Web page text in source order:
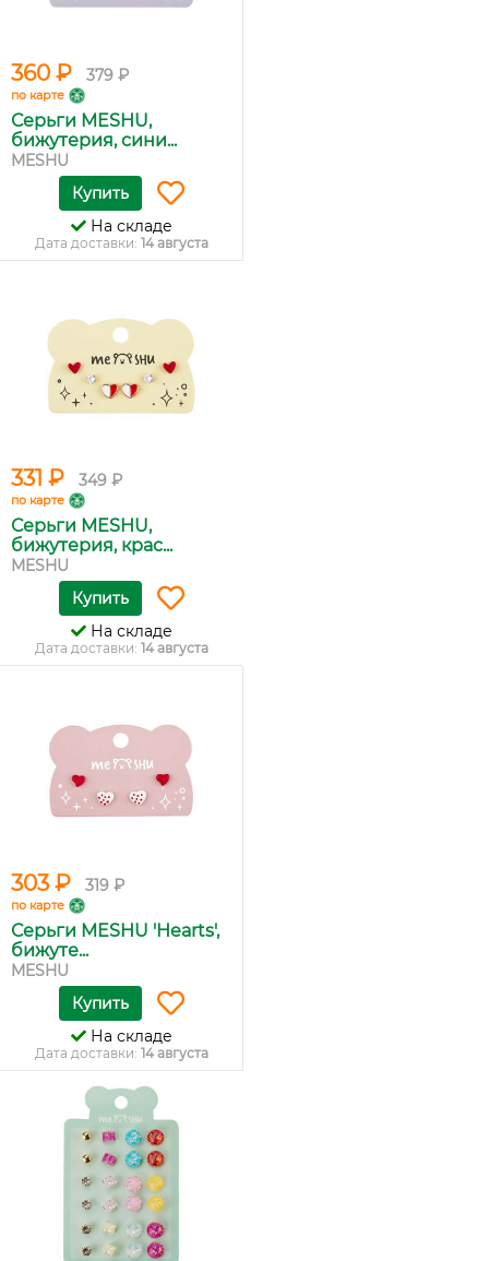
360 ₽ 379 ₽
по карте
Серьги MESHU,
бижутерия, сини...
MESHU
Купить
На складе
Дата доставки: 14 августа
331 ₽ 349 ₽
по карте
Серьги MESHU,
бижутерия, крас...
MESHU
Купить
На складе
Дата доставки: 14 августа
303 ₽ 319 ₽
по карте
Серьги MESHU 'Hearts',
бижуте...
MESHU
Купить
На складе
Дата доставки: 14 августа